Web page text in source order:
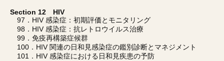
Section 12 HIV
97．HIV 感染症：初期評価とモニタリング
98．HIV 感染症：抗レトロウイルス治療
99．免疫再構築症候群
100．HIV 関連の日和見感染症の鑑別診断とマネジメント
101．HIV 感染症における日和見疾患の予防